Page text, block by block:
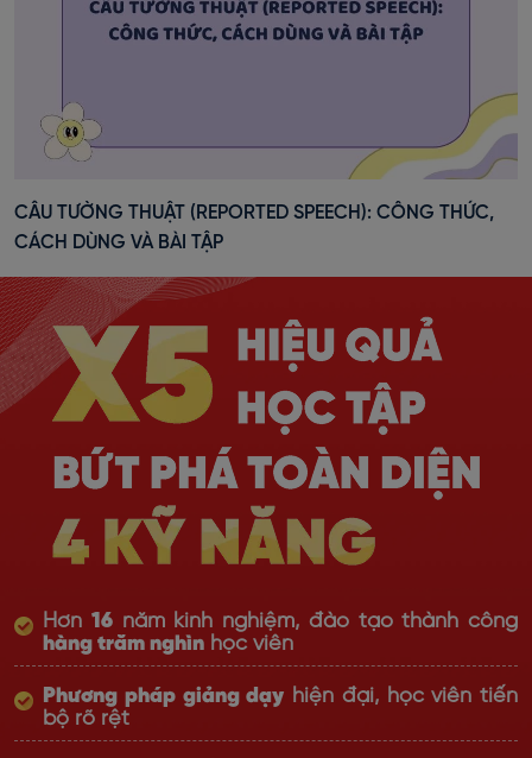
CÂU TƯỜNG THUẬT (REPORTED SPEECH): CÔNG THỨC,
CÁCH DÙNG VÀ BÀI TẬP
Hơn 16năm kinh nghiệm, đào tạo thành công
hàng trăm nghìn học viên
Phương pháp giảng dạy hiện đại, học viên tiến
bộ rõ rệt